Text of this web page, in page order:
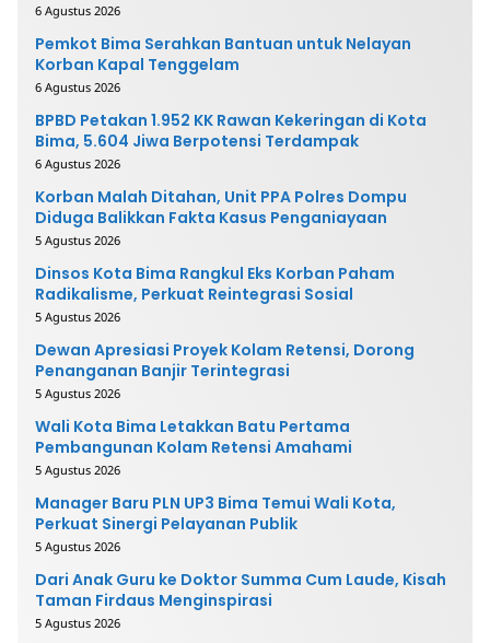
6 Agustus 2026
Pemkot Bima Serahkan Bantuan untuk Nelayan
Korban Kapal Tenggelam
6 Agustus 2026
BPBD Petakan 1.952 KK Rawan Kekeringan di Kota
Bima, 5.604 Jiwa Berpotensi Terdampak
6 Agustus 2026
Korban Malah Ditahan, Unit PPA Polres Dompu
Diduga Balikkan Fakta Kasus Penganiayaan
5 Agustus 2026
Dinsos Kota Bima Rangkul Eks Korban Paham
Radikalisme, Perkuat Reintegrasi Sosial
5 Agustus 2026
Dewan Apresiasi Proyek Kolam Retensi, Dorong
Penanganan Banjir Terintegrasi
5 Agustus 2026
Wali Kota Bima Letakkan Batu Pertama
Pembangunan Kolam Retensi Amahami
5 Agustus 2026
Manager Baru PLN UP3 Bima Temui Wali Kota,
Perkuat Sinergi Pelayanan Publik
5 Agustus 2026
Dari Anak Guru ke Doktor Summa Cum Laude, Kisah
Taman Firdaus Menginspirasi
5 Agustus 2026